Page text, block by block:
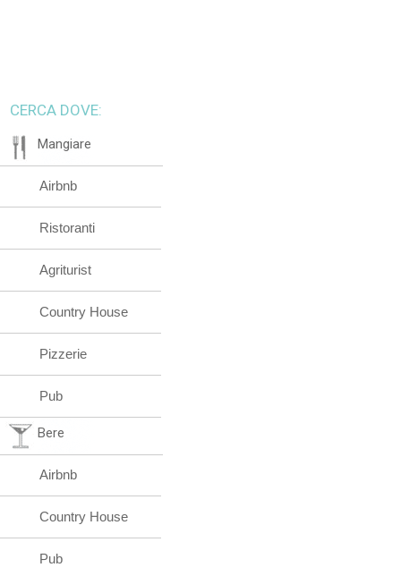
CERCA DOVE:
Mangiare
Airbnb
Ristoranti
Agriturist
Country House
Pizzerie
Pub
Bere
Airbnb
Country House
Pub